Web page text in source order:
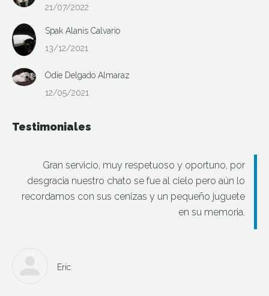
21/07/2022
Spak Alanis Calvario
13/12/2021
Odie Delgado Almaraz
12/05/2021
Testimoniales
Gran servicio, muy respetuoso y oportuno, por
desgracia nuestro chato se fue al cielo pero aún lo
recordamos con sus cenizas y un pequeño juguete
en su memoria.
Eric